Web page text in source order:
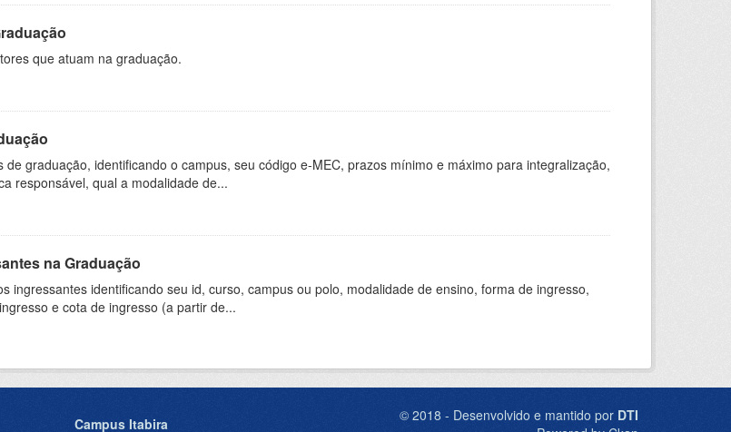
que atuam na graduação.
de graduação, identificando o campus, seu código e-MEC, prazos mínimo e máximo para integralização,
responsável, qual a modalidade de...
na Graduação
ingressantes identificando seu id, curso, campus ou polo, modalidade de ensino, forma de ingresso,
e cota de ingresso (a partir de...
Campus Itabira © 2018 - Desenvolvido e mantido por DTI